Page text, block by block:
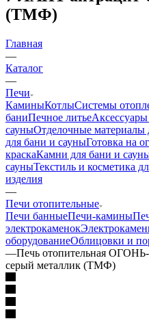
(ТМФ)
Главная
—
Каталог
—
Печи
КаминыКотлыСистемы
баниПечное литье
сауныОтделочные материалы
для бани и сауныГотовка на
краскаКамни для бани и
сауныТекстиль и косметика
изделия
—
Печи отопительные
Печи банныеПечи-камины
электрокаменок
оборудованиеОблицовки и
—Печь отопительная
серый металлик (ТМФ)